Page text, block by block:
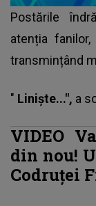
Postările
atenția
transmințând
" Liniște...", a
VIDEO
din nou!
Codruței